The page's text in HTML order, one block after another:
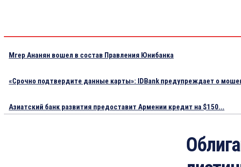
Мгер Ананян вошел в состав Правления Юнибанка
«Срочно подтвердите данные карты»: IDBank предупреждает о
Азиатский банк развития предоставит Армении кредит на $150...